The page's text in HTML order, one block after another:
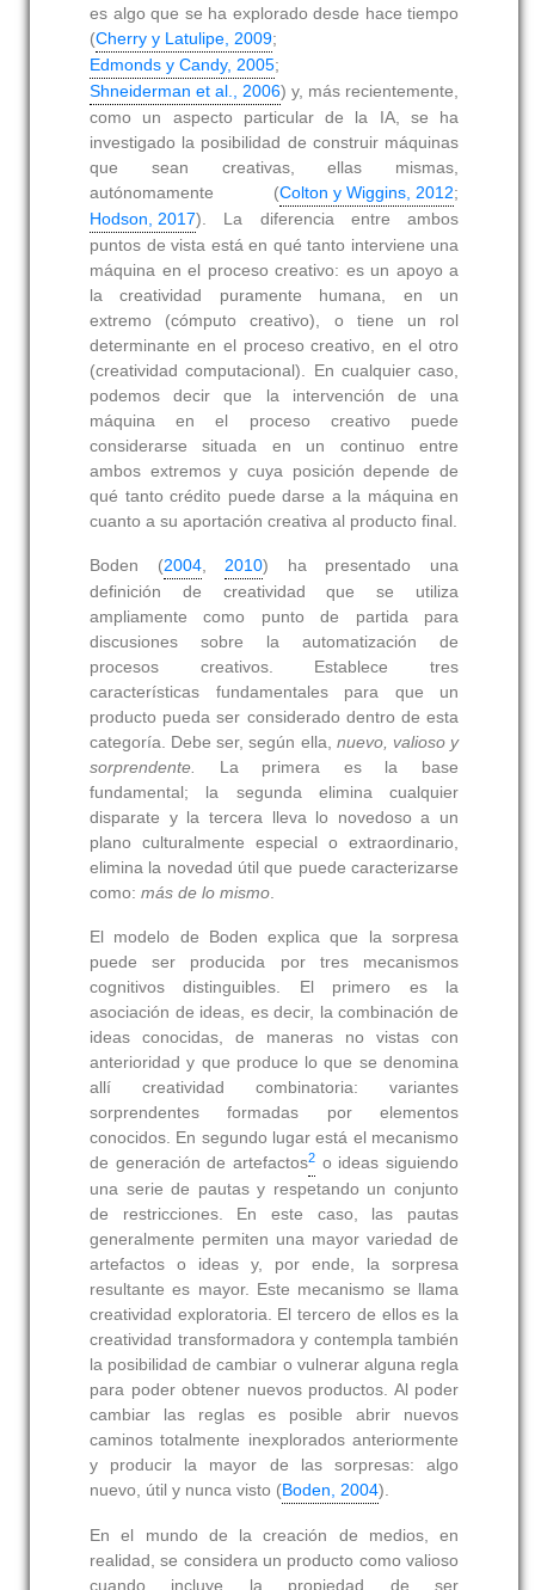
es algo que se ha explorado desde hace tiempo
(Cherry y Latulipe, 2009;
Edmonds y Candy, 2005;
Shneiderman et al., 2006) y, más recientemente,
como un aspecto particular de la IA, se ha
investigado la posibilidad de construir máquinas
que sean creativas, ellas mismas,
autónomamente (Colton y Wiggins, 2012;
Hodson, 2017). La diferencia entre ambos
puntos de vista está en qué tanto interviene una
máquina en el proceso creativo: es un apoyo a
la creatividad puramente humana, en un
extremo (cómputo creativo), o tiene un rol
determinante en el proceso creativo, en el otro
(creatividad computacional). En cualquier caso,
podemos decir que la intervención de una
máquina en el proceso creativo puede
considerarse situada en un continuo entre
ambos extremos y cuya posición depende de
qué tanto crédito puede darse a la máquina en
cuanto a su aportación creativa al producto final.
Boden (2004,2010) ha presentado una
definición de creatividad que se utiliza
ampliamente como punto de partida para
discusiones sobre la automatización de
procesos creativos. Establece tres
características fundamentales para que un
producto pueda ser considerado dentro de esta
categoría. Debe ser, según ella, nuevo, valioso y
sorprendente.
La primera es la base
fundamental; la segunda elimina cualquier
disparate y la tercera lleva lo novedoso a un
plano culturalmente especial o extraordinario,
elimina la novedad útil que puede caracterizarse
como: más de lo mismo.
El modelo de Boden explica que la sorpresa
puede ser producida por tres mecanismos
cognitivos distinguibles. El primero es la
asociación de ideas, es decir, la combinación de
ideas conocidas, de maneras no vistas con
anterioridad y que produce lo que se denomina
allí creatividad combinatoria: variantes
sorprendentes formadas por elementos
conocidos. En segundo lugar está el mecanismo
de generación de artefactos2 o ideas siguiendo
una serie de pautas y respetando un conjunto
de restricciones. En este caso, las pautas
generalmente permiten una mayor variedad de
artefactos o ideas y, por ende, la sorpresa
resultante es mayor. Este mecanismo se llama
creatividad exploratoria. El tercero de ellos es la
creatividad transformadora y contempla también
la posibilidad de cambiar o vulnerar alguna regla
para poder obtener nuevos productos. Al poder
cambiar las reglas es posible abrir nuevos
caminos totalmente inexplorados anteriormente
y producir la mayor de las sorpresas: algo
nuevo, útil y nunca visto (Boden, 2004).
En el mundo de la creación de medios, en
realidad, se considera un producto como valioso
cuando incluye la propiedad de ser